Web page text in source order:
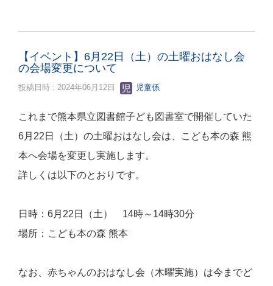
【イベント】6月22日（土）の土曜おはなし会
の会場変更について
投稿日時 : 2024年06月12日 児童係
これまで熊本県立図書館子ども図書室で開催していた
6月22日（土）の土曜おはなし会は、こども本の森 熊
本へ会場を変更し実施します。
詳しくは以下のとおりです。
日時：6月22日（土） 14時～14時30分
場所：こども本の森 熊本
なお、赤ちゃんのおはなし会（木曜実施）は今までど